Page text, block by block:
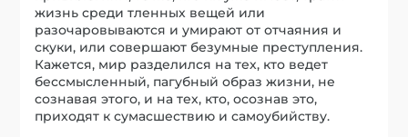
жизнь среди тленных вещей или
разочаровываются и умирают от отчаяния и
скуки, или совершают безумные преступления.
Кажется, мир разделился на тех, кто ведет
бессмысленный, пагубный образ жизни, не
сознавая этого, и на тех, кто, осознав это,
приходят к сумасшествию и самоубийству.